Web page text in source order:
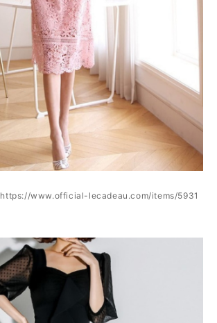
https://www.official-lecadeau.com/items/5931